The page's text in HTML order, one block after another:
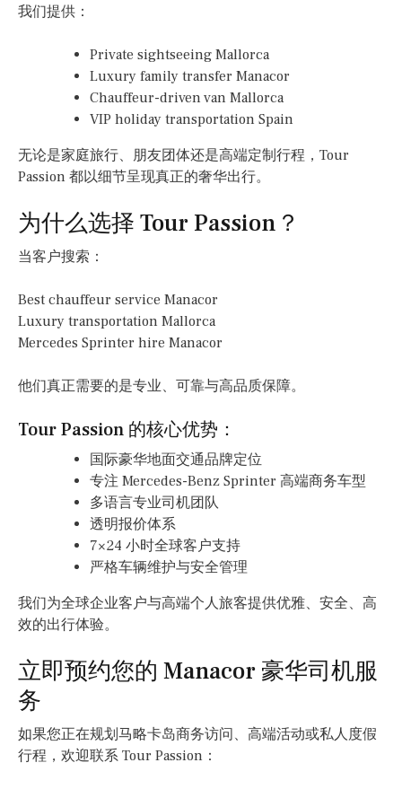
我们提供：
Private sightseeing Mallorca
Luxury family transfer Manacor
Chauffeur-driven van Mallorca
VIP holiday transportation Spain
无论是家庭旅行、朋友团体还是高端定制行程，Tour
Passion 都以细节呈现真正的奢华出行。
为什么选择 Tour Passion？
当客户搜索：
Best chauffeur service Manacor
Luxury transportation Mallorca
Mercedes Sprinter hire Manacor
他们真正需要的是专业、可靠与高品质保障。
Tour Passion 的核心优势：
国际豪华地面交通品牌定位
专注 Mercedes-Benz Sprinter 高端商务车型
多语言专业司机团队
透明报价体系
7×24 小时全球客户支持
严格车辆维护与安全管理
我们为全球企业客户与高端个人旅客提供优雅、安全、高
效的出行体验。
立即预约您的 Manacor 豪华司机服
务
如果您正在规划马略卡岛商务访问、高端活动或私人度假
行程，欢迎联系 Tour Passion：